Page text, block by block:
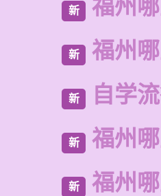
新 福州
新 福州
新 自学
新 福州
新 福州